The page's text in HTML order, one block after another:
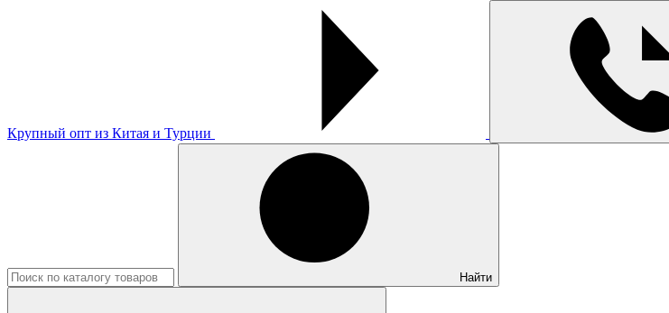
Крупный опт из Китая и Турции
Найти